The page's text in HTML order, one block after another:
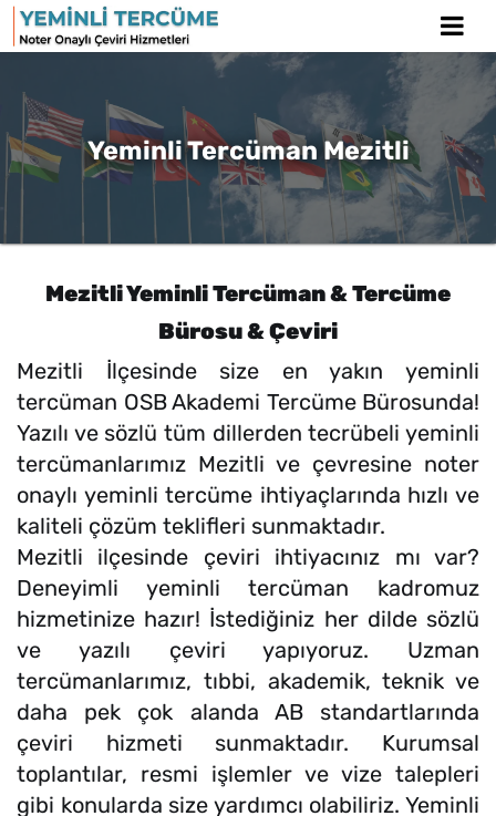
Yeminli Tercüman Mezitli
Mezitli Yeminli Tercüman & Tercüme
Bürosu & Çeviri
Mezitli İlçesinde size en yakın yeminli
tercüman OSB Akademi Tercüme Bürosunda!
Yazılı ve sözlü tüm dillerden tecrübeli yeminli
tercümanlarımız Mezitli ve çevresine noter
onaylı yeminli tercüme ihtiyaçlarında hızlı ve
kaliteli çözüm teklifleri sunmaktadır.
Mezitli ilçesinde çeviri ihtiyacınız mı var?
Deneyimli yeminli tercüman kadromuz
hizmetinize hazır! İstediğiniz her dilde sözlü
ve yazılı çeviri yapıyoruz. Uzman
tercümanlarımız, tıbbi, akademik, teknik ve
daha pek çok alanda AB standartlarında
çeviri hizmeti sunmaktadır. Kurumsal
toplantılar, resmi işlemler ve vize talepleri
gibi konularda size yardımcı olabiliriz. Yeminli